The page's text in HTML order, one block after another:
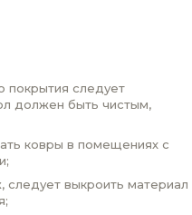
покрытия следует
должен быть чистым,
ковры в помещениях с
выкроить материал